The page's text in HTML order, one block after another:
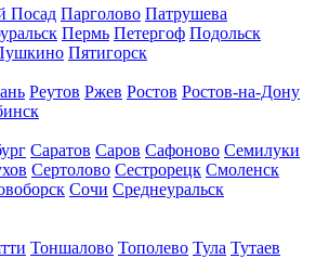
Посад Парголово Патрушева
Пермь Петергоф Подольск
Пятигорск
Реутов Ржев Ростов Ростов-на-Дону
Саратов Саров Сафоново Семилуки
Сертолово Сестрорецк Смоленск
Сочи Среднеуральск
Тоншалово Тополево Тула Тутаев